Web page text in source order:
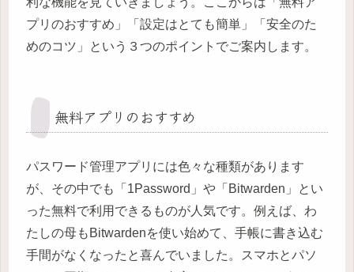
プリのおすすめ」「設定はとても簡単」「安全のた
めのコツ」という３つのポイントでご案内します。
無料アプリのおすすめ
パスワード管理アプリには色々な種類があります
が、その中でも「1Password」や「Bitwarden」とい
った無料で利用できるものが人気です。例えば、わ
たしの母もBitwardenを使い始めて、手帳に書き込む
手間がなくなったと喜んでいました。スマホとパソ